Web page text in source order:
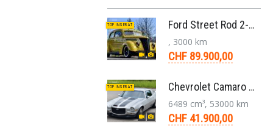
TOP INSERAT Ford Street Rod 2-Door V8 Aut. 1937
, 3000 km
CHF 89.900,00
TOP INSERAT Chevrolet Camaro SS 396 LS3 Coupe Aut. 1971
6489 cm³, 53000 km
CHF 41.900,00